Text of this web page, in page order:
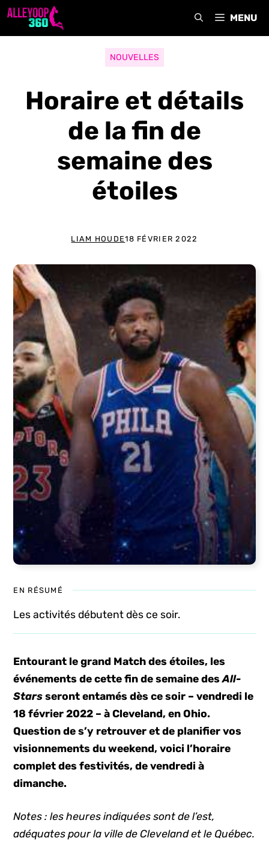
Aller
MENU
NOUVELLES
Horaire et détails
de la fin de
semaine des
étoiles
LIAM HOUDE18 FÉVRIER 2022
EN RÉSUMÉ
Les activités débutent dès ce soir.
Entourant le grand Match des étoiles, les
événements de cette fin de semaine desAll-
Stars seront entamés dès ce soir – vendredi le
18 février 2022 – à Cleveland, en Ohio.
Question de s’y retrouver et de planifier vos
visionnements du weekend, voici l’horaire
complet des festivités, de vendredi à
dimanche.
Notes : les heures indiquées sont de l’est,
adéquates pour la ville de Cleveland et le Québec.